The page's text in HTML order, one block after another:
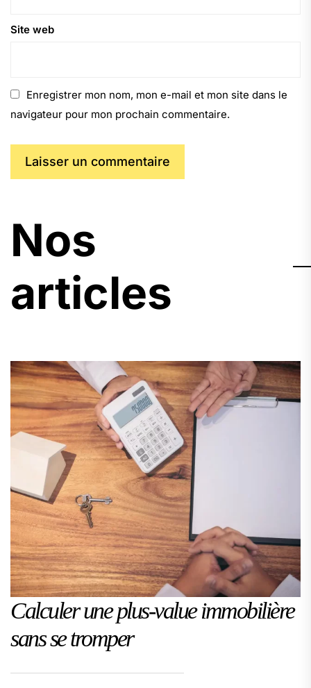
Site web
Enregistrer mon nom, mon e-mail et mon site dans le
navigateur pour mon prochain commentaire.
Nos
articles
Calculer une plus-value immobilière
sans se tromper